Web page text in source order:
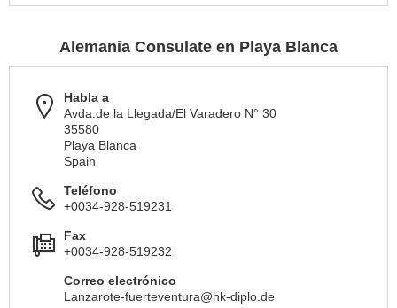
Alemania Consulate en Playa Blanca
Habla a
Avda.de la Llegada/El Varadero N° 30
35580
Playa Blanca
Spain
Teléfono
+0034-928-519231
Fax
+0034-928-519232
Correo electrónico
Lanzarote-fuerteventura@hk-diplo.de